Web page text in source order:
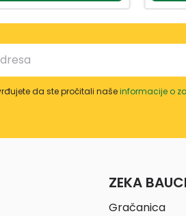
da ste pročitali našeinformacije o
ZEKA
Gračanica